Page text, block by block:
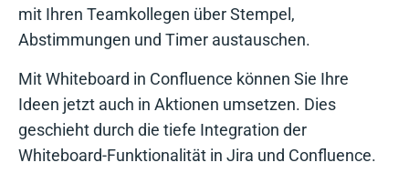
mit Ihren Teamkollegen über Stempel,
Abstimmungen und Timer austauschen.
Mit Whiteboard in Confluence können Sie Ihre
Ideen jetzt auch in Aktionen umsetzen. Dies
geschieht durch die tiefe Integration der
Whiteboard-Funktionalität in Jira und Confluence.